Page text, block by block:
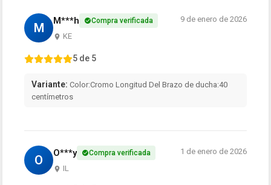
M M***h Compra verificada
KE
9 de enero de 2026
5 de 5
Variante: Color:Cromo Longitud Del Brazo de ducha:40
centímetros
O O***y Compra verificada
IL
1 de enero de 2026